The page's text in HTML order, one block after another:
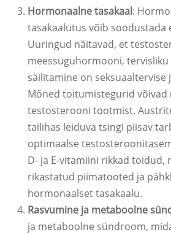
Hormonaalne tasakaal:
tasakaalutus võib soodustada
Uuringud näitavad, et
meessuguhormooni, tervisliku
säilitamine on seksuaaltervise
Mõned toitumistegurid võivad
testosterooni tootmist.
tailihas leiduva tsingi piisav
optimaalse
D- ja E-vitamiini rikkad toidud,
rikastatud piimatooted ja
hormonaalset tasakaalu.
Rasvumine ja metaboolne
ja metaboolne sündroom,